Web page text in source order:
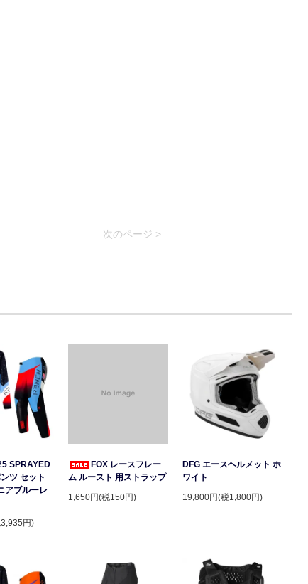
次のページ >
SPRAYED
ツ セット
アブルーレ
円)
FOX レースフレー
ム ルースト 用ストラップ
1,650円(税150円)
DFG エースヘルメット ホ
ワイト
19,800円(税1,800円)